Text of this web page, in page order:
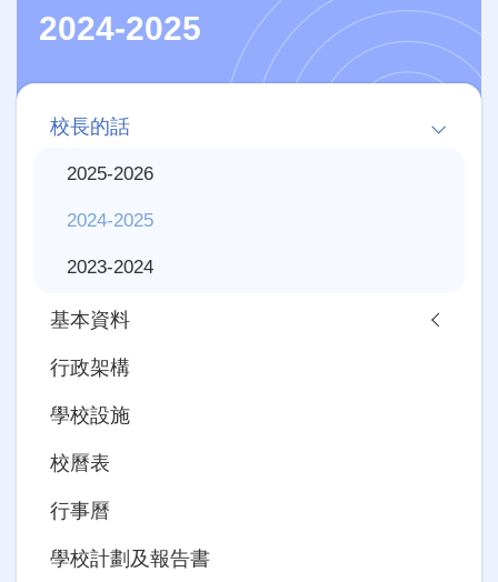
2024-2025
Main
navigation
校長的話
2025-2026
2024-2025
2023-2024
基本資料
行政架構
學校設施
校曆表
行事曆
學校計劃及報告書